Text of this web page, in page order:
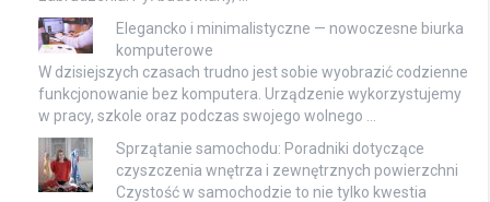
Elegancko i minimalistyczne — nowoczesne biurka
komputerowe
W dzisiejszych czasach trudno jest sobie wyobrazić codzienne
funkcjonowanie bez komputera. Urządzenie wykorzystujemy
w pracy, szkole oraz podczas swojego wolnego …
Sprzątanie samochodu: Poradniki dotyczące
czyszczenia wnętrza i zewnętrznych powierzchni
Czystość w samochodzie to nie tylko kwestia